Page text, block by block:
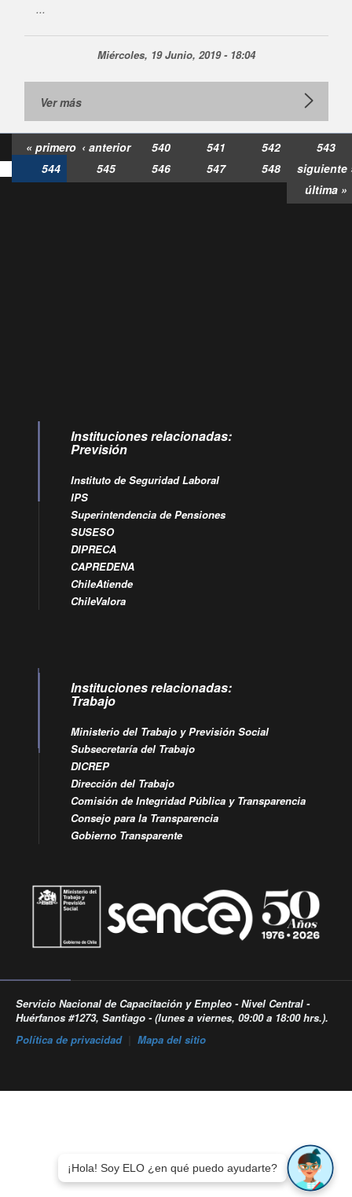
...
Miércoles, 19 Junio, 2019 - 18:04
Ver más
« primero ‹ anterior 540 541 542
543
544
545 546 547 548
siguiente
última »
Instituciones relacionadas:
Previsión
Instituto de Seguridad Laboral
IPS
Superintendencia de Pensiones
SUSESO
DIPRECA
CAPREDENA
ChileAtiende
ChileValora
Instituciones relacionadas:
Trabajo
Ministerio del Trabajo y Previsión Social
Subsecretaría del Trabajo
DICREP
Dirección del Trabajo
Comisión de Integridad Pública y Transparencia
Consejo para la Transparencia
Gobierno Transparente
Servicio Nacional de Capacitación y Empleo - Nivel Central -
Huérfanos #1273, Santiago - (lunes a viernes, 09:00 a 18:00 hrs.).
Política de privacidad| Mapa del sitio
¡Hola! Soy ELO ¿en qué puedo ayudarte?